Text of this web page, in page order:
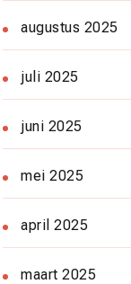
augustus 2025
juli 2025
juni 2025
mei 2025
april 2025
maart 2025